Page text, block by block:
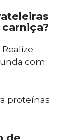
com:
proteínas